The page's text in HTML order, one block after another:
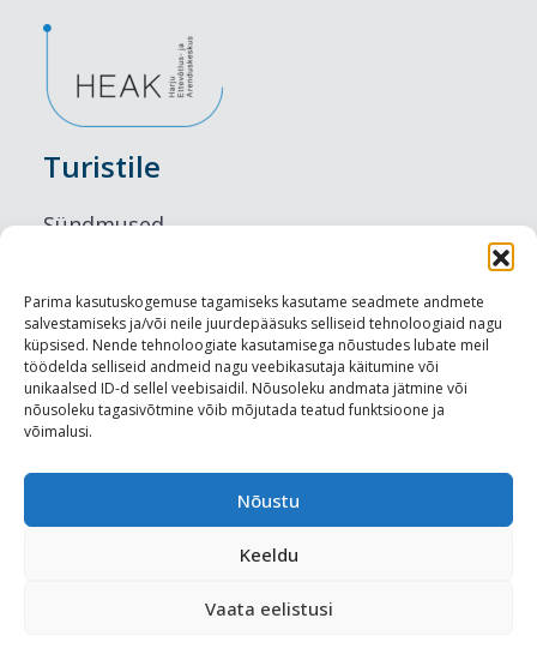
Parima kasutuskogemuse tagamiseks kasutame seadmete andmete
salvestamiseks ja/või neile juurdepääsuks selliseid tehnoloogiaid nagu
küpsised. Nende tehnoloogiate kasutamisega nõustudes lubate meil
töödelda selliseid andmeid nagu veebikasutaja käitumine või
unikaalsed ID-d sellel veebisaidil. Nõusoleku andmata jätmine või
nõusoleku tagasivõtmine võib mõjutada teatud funktsioone ja
võimalusi.
Nõustu
Keeldu
Vaata eelistusi
Turistile
Sündmused
Maitseelamused
Vaatamisväärsused
Visit Tallinn
Turismiprofessionaalile
Harju-, Rapla- ja Läänemaa DMO
Meediakajastused